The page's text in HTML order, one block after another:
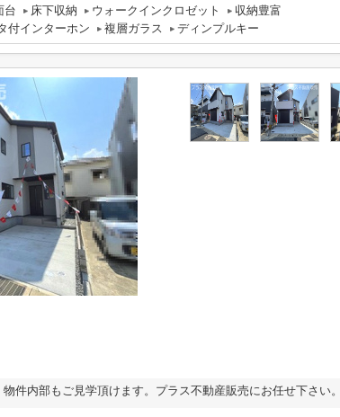
台
床下収納 ウォークインクロゼット
収納豊富
付インターホン
複層ガラス ディンプルキー
物件内部もご見学頂けます。プラス不動産販売にお任せ下さい。